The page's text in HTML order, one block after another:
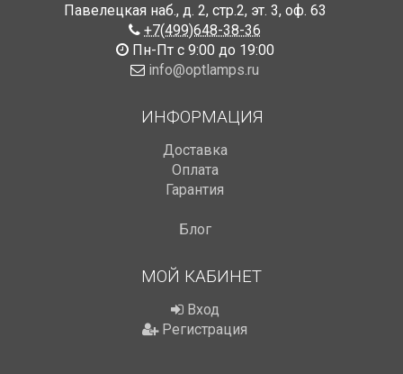
Павелецкая наб., д. 2, стр.2, эт. 3, оф. 63
+7(499)648-38-36
Пн-Пт с 9:00 до 19:00
info@optlamps.ru
ИНФОРМАЦИЯ
Доставка
Оплата
Гарантия
Блог
МОЙ КАБИНЕТ
Вход
Регистрация